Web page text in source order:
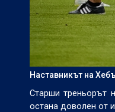
Наставникът на
Старши треньорът
остана доволен от